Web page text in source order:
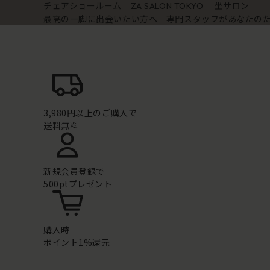
チェアショールーム ZA SALON TOKYO
坐サロン
最高の一脚に出会いたい方へ 専門スタッフがあなたの
3,980円以上のご購入で
送料無料
新規会員登録で
500ptプレゼント
購入時
ポイント1%還元